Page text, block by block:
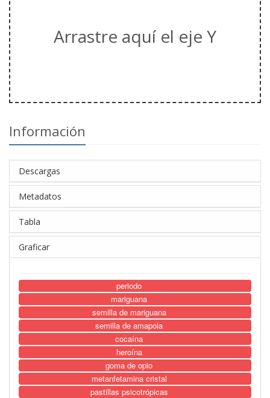
Arrastre aquí el eje Y
Información
Descargas
Metadatos
Tabla
Graficar
periodo
mariguana
semilla de mariguana
semilla de amapola
cocaína
heroína
goma de opio
metanfetamina cristal
pastillas psicotrópicas